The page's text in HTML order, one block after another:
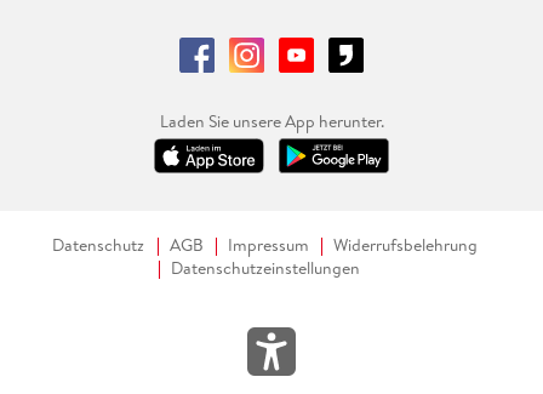
Laden Sie unsere App herunter.
Datenschutz AGB Impressum
Widerrufsbelehrung
Datenschutzeinstellungen